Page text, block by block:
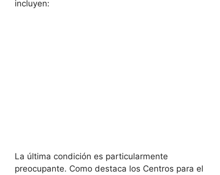
incluyen:
La última condición es particularmente
preocupante. Como destaca los Centros para el